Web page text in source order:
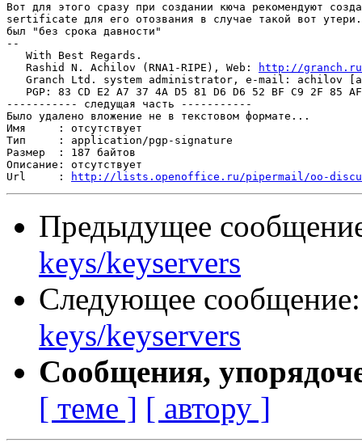
Вот для этого сразу при создании кюча рекомендуют
sertificate для его отозвания в случае такой вот
был "без срока давности"
--
   With Best Regards.
   Rashid N. Achilov (RNA1-RIPE), Web:
http://
Granch Ltd. system administrator, e-mail: achilov
PGP: 83 CD E2 A7 37 4A D5 81 D6 D6 52 BF C9 2F 85
----------- следущая часть -----------
Было удалено вложение не в текстовом формате...
Имя     : отсутствует
Тип     : application/pgp-signature
Размер  : 187 байтов
Описание: отсутствует
Url     :
http://lists.openoffice.ru/pipermail/oo-
Предыдущее
keys/keyservers
Следующее
keys/keyservers
Сообщения,
[ теме ] [ автору ]